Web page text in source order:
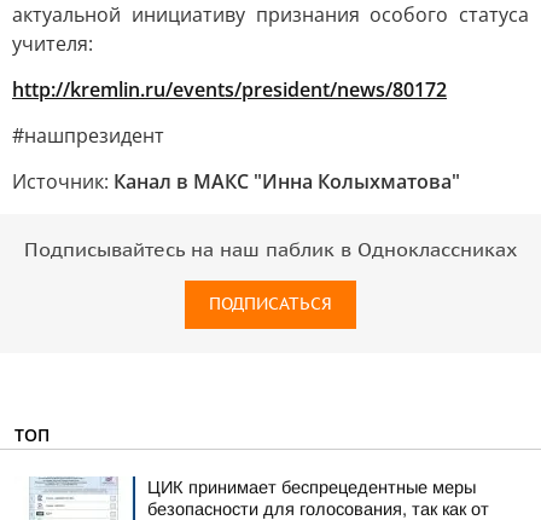
актуальной инициативу признания особого статуса
учителя:
http://kremlin.ru/events/president/news/80172
#нашпрезидент
Источник: Канал в МАКС "Инна Колыхматова"
Подписывайтесь на наш паблик в Одноклассниках
ПОДПИСАТЬСЯ
ТОП
ЦИК принимает беспрецедентные меры
безопасности для голосования, так как от